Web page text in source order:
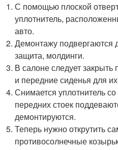
С помощью плоской
уплотнитель,
авто.
Демонтажу подвергаются
защита, молдинги.
В салоне следует
и передние сиденья для
Снимается уплотнитель
передних стоек
демонтируются.
Теперь нужно открутить
противосолнечные